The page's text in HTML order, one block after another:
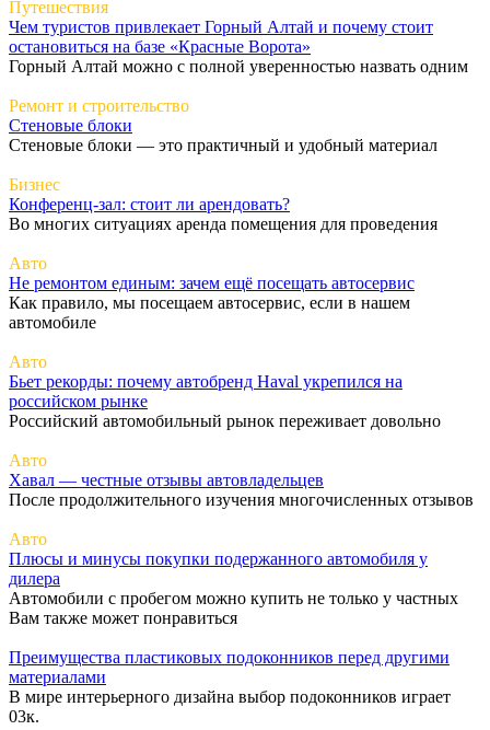
Путешествия
Чем туристов привлекает Горный Алтай и почему стоит
остановиться на базе «Красные Ворота»
Горный Алтай можно с полной уверенностью назвать одним
Ремонт и строительство
Стеновые блоки
Стеновые блоки — это практичный и удобный материал
Бизнес
Конференц-зал: стоит ли арендовать?
Во многих ситуациях аренда помещения для проведения
Авто
Не ремонтом единым: зачем ещё посещать автосервис
Как правило, мы посещаем автосервис, если в нашем
автомобиле
Авто
Бьет рекорды: почему автобренд Haval укрепился на
российском рынке
Российский автомобильный рынок переживает довольно
Авто
Хавал — честные отзывы автовладельцев
После продолжительного изучения многочисленных отзывов
Авто
Плюсы и минусы покупки подержанного автомобиля у
дилера
Автомобили с пробегом можно купить не только у частных
Вам также может понравиться
Преимущества пластиковых подоконников перед другими
материалами
В мире интерьерного дизайна выбор подоконников играет
03к.